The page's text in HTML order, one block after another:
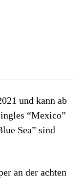
und kann ab
“Mexico”
Sea” sind
an der achten